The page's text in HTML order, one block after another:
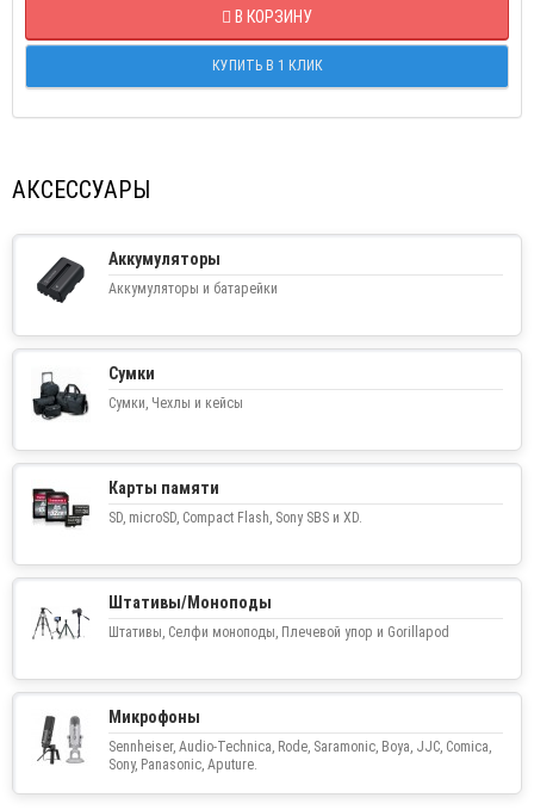
В КОРЗИНУ
КУПИТЬ В 1 КЛИК
АКСЕССУАРЫ
Аккумуляторы
Аккумуляторы и батарейки
Сумки
Сумки, Чехлы и кейсы
Карты памяти
SD, microSD, Compact Flash, Sony SBS и XD.
Штативы/Моноподы
Штативы, Селфи моноподы, Плечевой упор и Gorillapod
Микрофоны
Sennheiser, Audio-Technica, Rode, Saramonic, Boya, JJC, Comica,
Sony, Panasonic, Aputure.